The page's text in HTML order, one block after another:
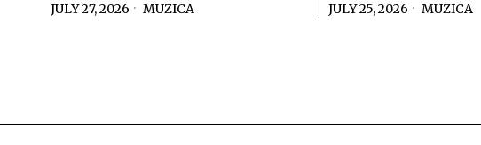
JULY 27, 2026 MUZICA JULY 25, 2026 MUZICA